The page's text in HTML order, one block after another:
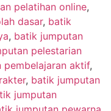
pelatihan online,
dasar, batik
, batik jumputan
pelestarian
pembelajaran aktif,
, batik jumputan
jumputan